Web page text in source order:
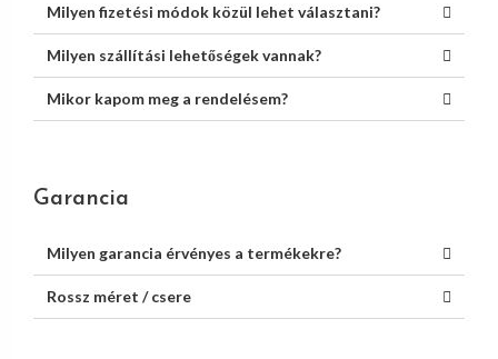
Milyen fizetési módok közül lehet választani?
Milyen szállítási lehetőségek vannak?
Mikor kapom meg a rendelésem?
Garancia
Milyen garancia érvényes a termékekre?
Rossz méret / csere